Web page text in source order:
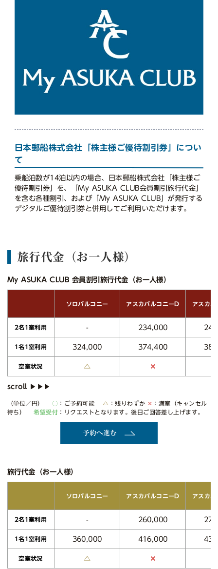
日本郵船株式会社「株主様ご優待割引券」につい
て
乗船泊数が14泊以内の場合、日本郵船株式会社「株主様ご
優待割引券」を、「My ASUKA CLUB会員割引旅行代金」
を含む各種割引、および「My ASUKA CLUB」が発行する
デジタルご優待割引券と併用してご利用いただけます。
旅行代金（お一人様）
My ASUKA CLUB 会員割引旅行代金（お一人様）
ソロバルコニー アスカバルコニーD アスカバ
2名1室利用 - 234,000
1名1室利用 324,000 374,400
空室状況 △ ✕
（単位／円） ○ ：ご予約可能△ ：残りわずか ✕ ：満室（キャンセル
待ち）希望受付 ：リクエストとなります。後日ご回答差し上げます。
予約へ進む
旅行代金（お一人様）
ソロバルコニー アスカバルコニーD アスカバ
2名1室利用 - 260,000
1名1室利用 360,000 416,000
空室状況 △ ✕